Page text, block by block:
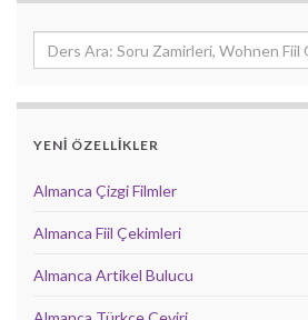
YENİ ÖZELLİKLER
Almanca Çizgi Filmler
Almanca Fiil Çekimleri
Almanca Artikel Bulucu